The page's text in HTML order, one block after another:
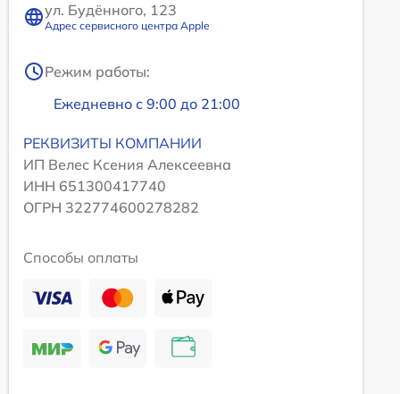
ул. Будённого, 123
Адрес сервисного центра Apple
Режим работы:
Ежедневно с 9:00 до 21:00
РЕКВИЗИТЫ КОМПАНИИ
ИП Велес Ксения Алексеевна
ИНН 651300417740
ОГРН 322774600278282
Способы оплаты